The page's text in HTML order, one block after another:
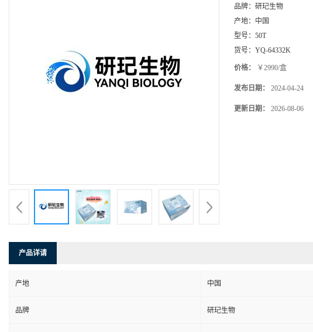
品牌： 研玘生物
产地： 中国
型号： 50T
货号： YQ-64332K
价格： ￥2990/盒
发布日期： 2024-04-24
更新日期： 2026-08-06
产品详请
产地 中国
品牌 研玘生物